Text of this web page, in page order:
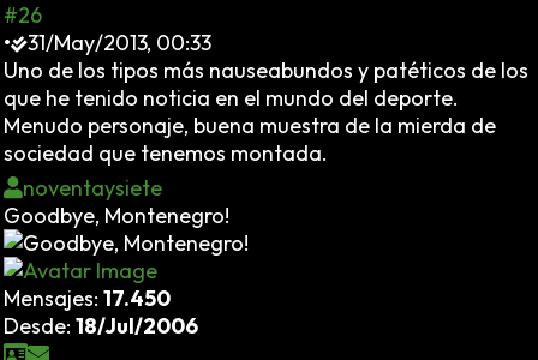
#26
•
31/May/2013, 00:33
Uno de los tipos más nauseabundos y patéticos de los
que he tenido noticia en el mundo del deporte.
Menudo personaje, buena muestra de la mierda de
sociedad que tenemos montada.
noventaysiete
Goodbye, Montenegro!
Mensajes: 17.450
Desde: 18/Jul/2006